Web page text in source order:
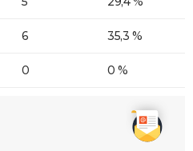
6 35,3 %
0 0 %